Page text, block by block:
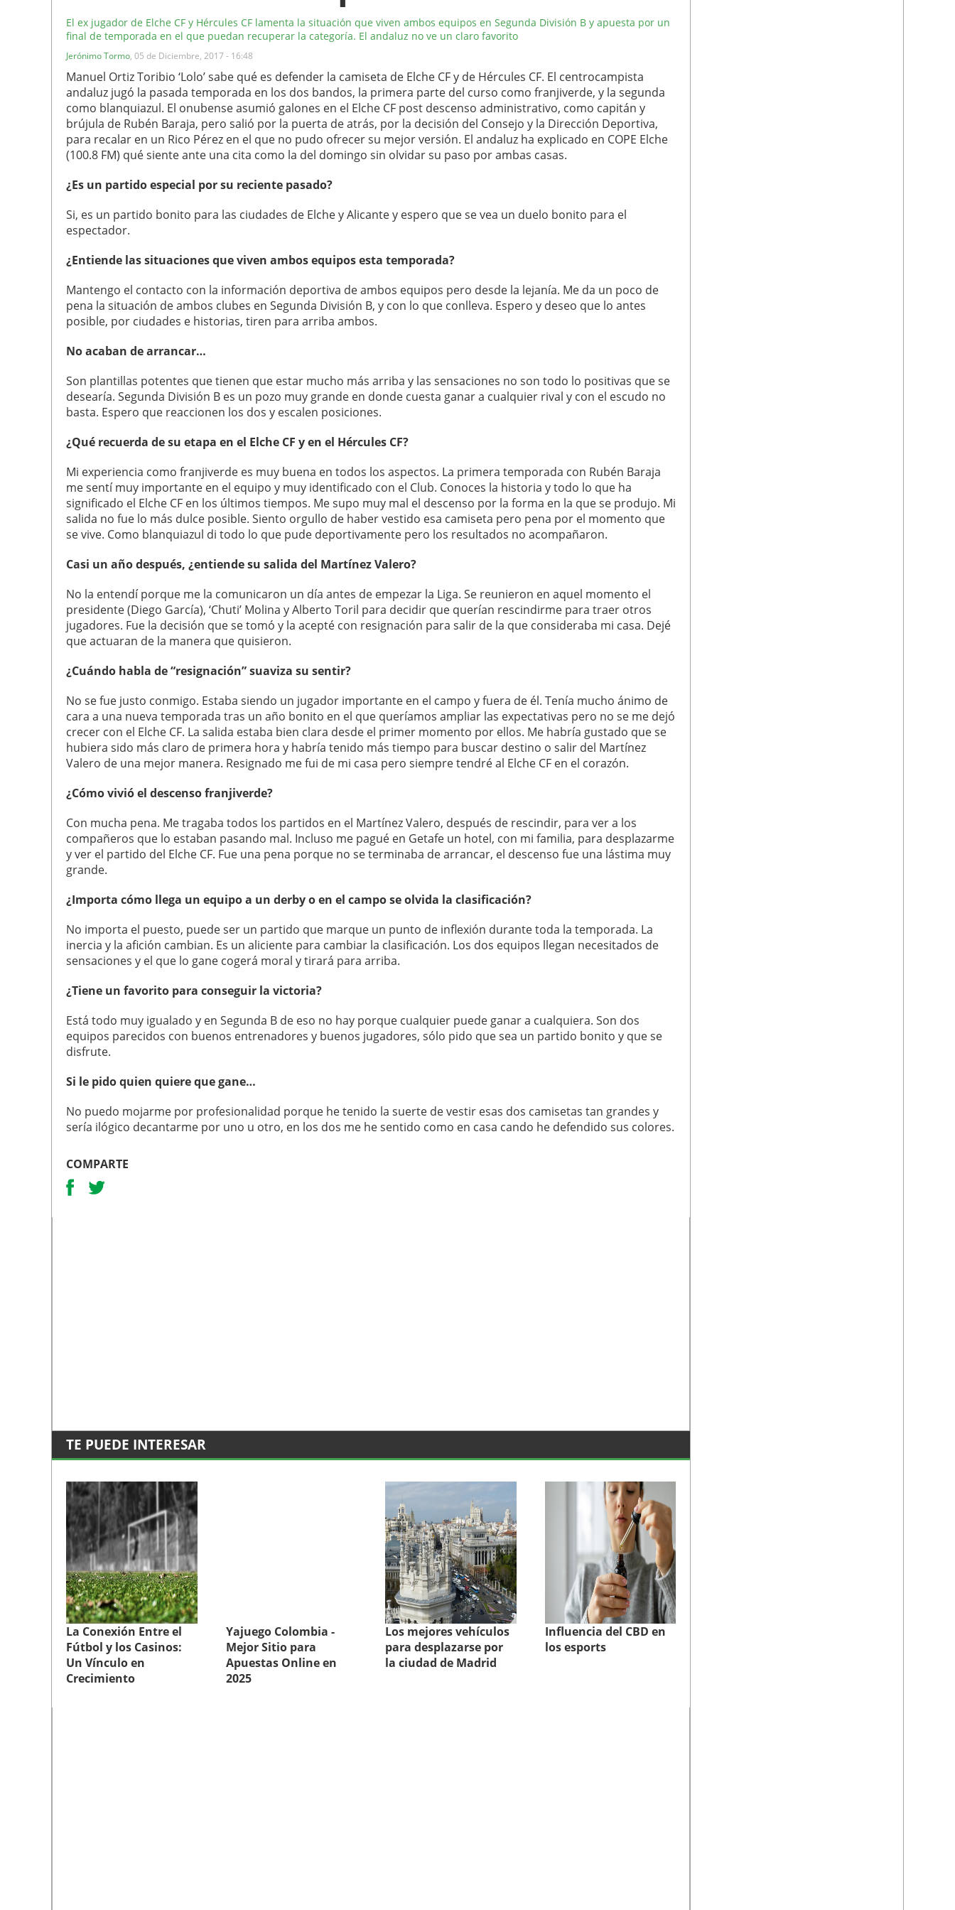
El ex jugador de Elche CF y Hércules CF lamenta la situación que viven ambos equipos en Segunda División B y apuesta por un
final de temporada en el que puedan recuperar la categoría. El andaluz no ve un claro favorito
Jerónimo Tormo, 05 de Diciembre, 2017 - 16:48
Manuel Ortiz Toribio ‘Lolo’ sabe qué es defender la camiseta de Elche CF y de Hércules CF. El centrocampista
andaluz jugó la pasada temporada en los dos bandos, la primera parte del curso como franjiverde, y la segunda
como blanquiazul. El onubense asumió galones en el Elche CF post descenso administrativo, como capitán y
brújula de Rubén Baraja, pero salió por la puerta de atrás, por la decisión del Consejo y la Dirección Deportiva,
para recalar en un Rico Pérez en el que no pudo ofrecer su mejor versión. El andaluz ha explicado en COPE Elche
(100.8 FM) qué siente ante una cita como la del domingo sin olvidar su paso por ambas casas.
¿Es un partido especial por su reciente pasado?
Si, es un partido bonito para las ciudades de Elche y Alicante y espero que se vea un duelo bonito para el
espectador.
¿Entiende las situaciones que viven ambos equipos esta temporada?
Mantengo el contacto con la información deportiva de ambos equipos pero desde la lejanía. Me da un poco de
pena la situación de ambos clubes en Segunda División B, y con lo que conlleva. Espero y deseo que lo antes
posible, por ciudades e historias, tiren para arriba ambos.
No acaban de arrancar…
Son plantillas potentes que tienen que estar mucho más arriba y las sensaciones no son todo lo positivas que se
desearía. Segunda División B es un pozo muy grande en donde cuesta ganar a cualquier rival y con el escudo no
basta. Espero que reaccionen los dos y escalen posiciones.
¿Qué recuerda de su etapa en el Elche CF y en el Hércules CF?
Mi experiencia como franjiverde es muy buena en todos los aspectos. La primera temporada con Rubén Baraja
me sentí muy importante en el equipo y muy identificado con el Club. Conoces la historia y todo lo que ha
significado el Elche CF en los últimos tiempos. Me supo muy mal el descenso por la forma en la que se produjo. Mi
salida no fue lo más dulce posible. Siento orgullo de haber vestido esa camiseta pero pena por el momento que
se vive. Como blanquiazul di todo lo que pude deportivamente pero los resultados no acompañaron.
Casi un año después, ¿entiende su salida del Martínez Valero?
No la entendí porque me la comunicaron un día antes de empezar la Liga. Se reunieron en aquel momento el
presidente (Diego García), ‘Chuti’ Molina y Alberto Toril para decidir que querían rescindirme para traer otros
jugadores. Fue la decisión que se tomó y la acepté con resignación para salir de la que consideraba mi casa. Dejé
que actuaran de la manera que quisieron.
¿Cuándo habla de “resignación” suaviza su sentir?
No se fue justo conmigo. Estaba siendo un jugador importante en el campo y fuera de él. Tenía mucho ánimo de
cara a una nueva temporada tras un año bonito en el que queríamos ampliar las expectativas pero no se me dejó
crecer con el Elche CF. La salida estaba bien clara desde el primer momento por ellos. Me habría gustado que se
hubiera sido más claro de primera hora y habría tenido más tiempo para buscar destino o salir del Martínez
Valero de una mejor manera. Resignado me fui de mi casa pero siempre tendré al Elche CF en el corazón.
¿Cómo vivió el descenso franjiverde?
Con mucha pena. Me tragaba todos los partidos en el Martínez Valero, después de rescindir, para ver a los
compañeros que lo estaban pasando mal. Incluso me pagué en Getafe un hotel, con mi familia, para desplazarme
y ver el partido del Elche CF. Fue una pena porque no se terminaba de arrancar, el descenso fue una lástima muy
grande.
¿Importa cómo llega un equipo a un derby o en el campo se olvida la clasificación?
No importa el puesto, puede ser un partido que marque un punto de inflexión durante toda la temporada. La
inercia y la afición cambian. Es un aliciente para cambiar la clasificación. Los dos equipos llegan necesitados de
sensaciones y el que lo gane cogerá moral y tirará para arriba.
¿Tiene un favorito para conseguir la victoria?
Está todo muy igualado y en Segunda B de eso no hay porque cualquier puede ganar a cualquiera. Son dos
equipos parecidos con buenos entrenadores y buenos jugadores, sólo pido que sea un partido bonito y que se
disfrute.
Si le pido quien quiere que gane…
No puedo mojarme por profesionalidad porque he tenido la suerte de vestir esas dos camisetas tan grandes y
sería ilógico decantarme por uno u otro, en los dos me he sentido como en casa cando he defendido sus colores.
COMPARTE
TE PUEDE INTERESAR
La Conexión Entre el
Fútbol y los Casinos:
Un Vínculo en
Crecimiento
Yajuego Colombia -
Mejor Sitio para
Apuestas Online en
2025
Los mejores vehículos
para desplazarse por
la ciudad de Madrid
Influencia del CBD en
los esports